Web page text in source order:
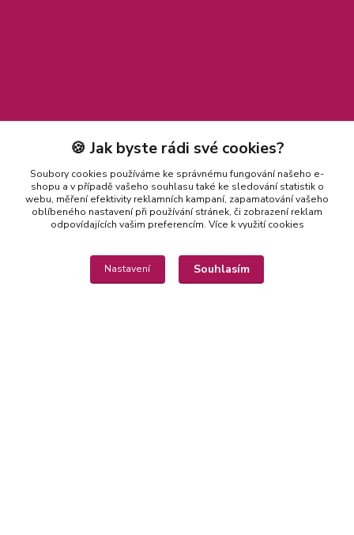
🍪 Jak byste rádi své cookies?
Soubory cookies používáme ke správnému fungování našeho e-
shopu a v případě vašeho souhlasu také ke sledování statistik o
webu, měření efektivity reklamních kampaní, zapamatování vašeho
oblíbeného nastavení při používání stránek, či zobrazení reklam
odpovídajících vašim preferencím. Více k využití cookies
Nastavení Souhlasím